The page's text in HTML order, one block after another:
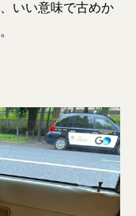
いい意味で古めか